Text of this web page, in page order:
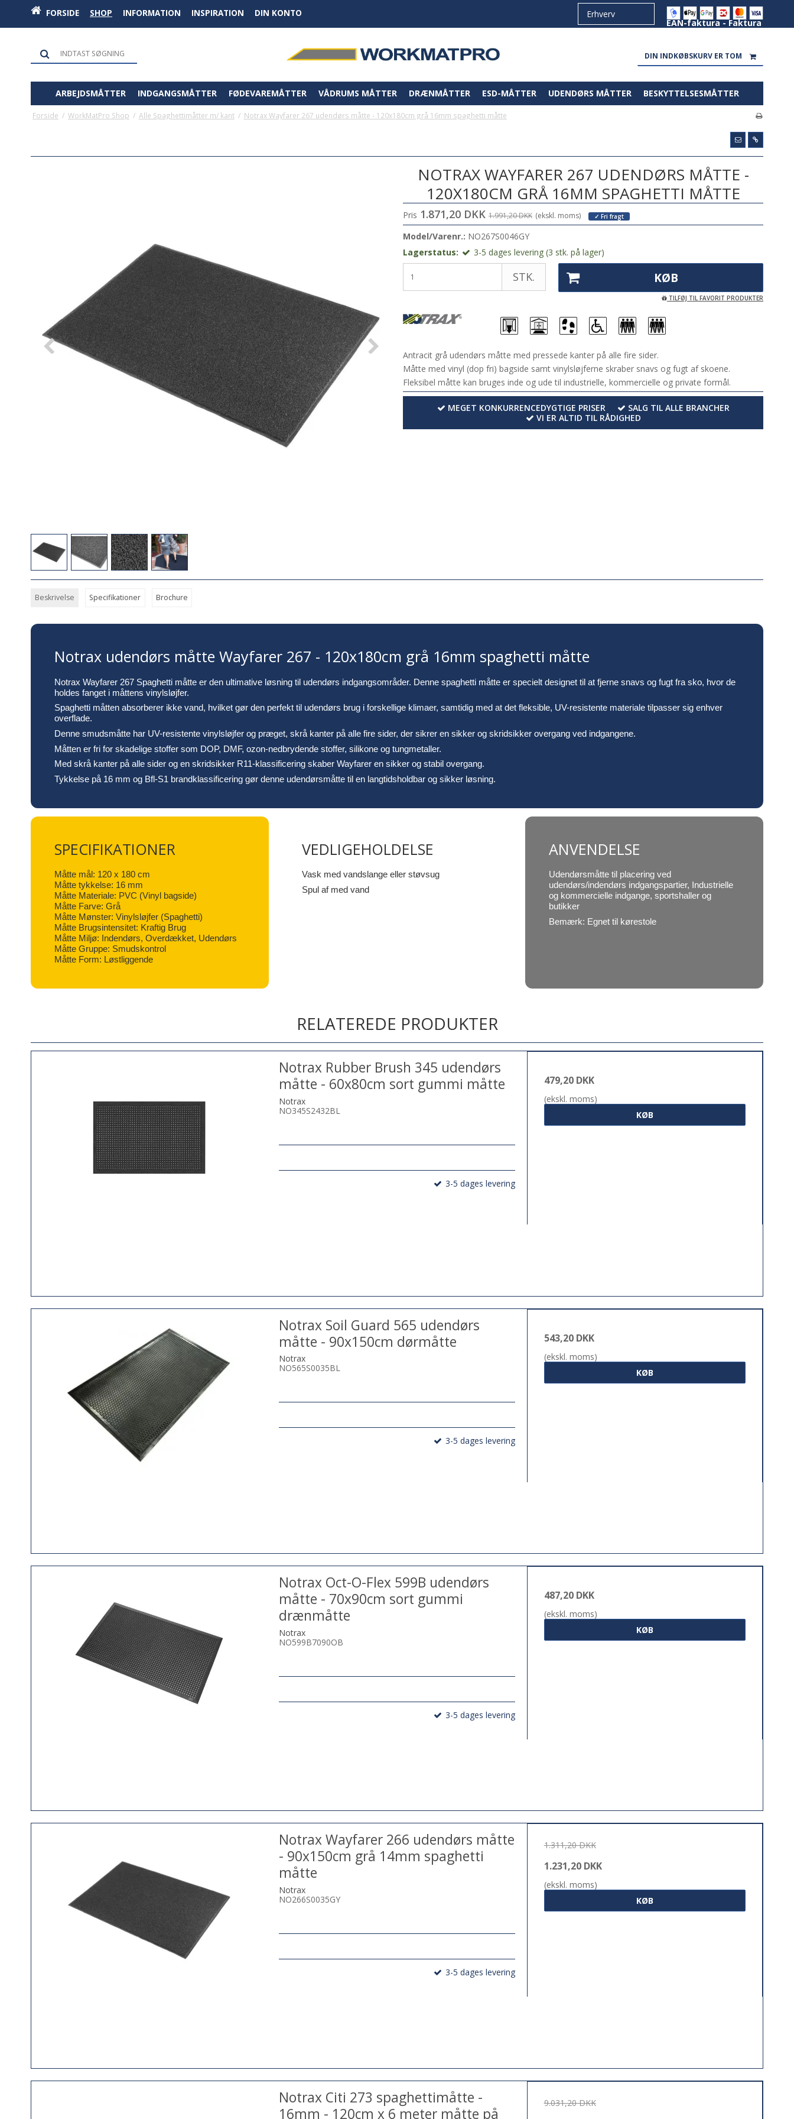
FORSIDE SHOP INFORMATION INSPIRATION DIN KONTO
EAN-faktura - Faktura
DIN INDKØBSKURV ER TOM
ARBEJDSMÅTTER INDGANGSMÅTTER FØDEVAREMÅTTER VÅDRUMS MÅTTER DRÆNMÅTTER ESD-MÅTTER UDENDØRS MÅTTER BESKYTTELSESMÅTTER
Forside / WorkMatPro Shop / Alle Spaghettimåtter m/ kant / Notrax Wayfarer 267 udendørs måtte - 120x180cm grå 16mm spaghetti måtte
NOTRAX WAYFARER 267 UDENDØRS MÅTTE -
120X180CM GRÅ 16MM SPAGHETTI MÅTTE
Pris 1.871,20 DKK 1.991,20 DKK (ekskl. moms) ✓ Fri fragt
Model/Varenr.: NO267S0046GY
Lagerstatus:
3-5 dages levering (3 stk. på lager)
STK. KØB
TILFØJ TIL FAVORIT PRODUKTER
Antracit grå udendørs måtte med pressede kanter på alle fire sider.
Måtte med vinyl (dop fri) bagside samt vinylsløjferne skraber snavs og fugt af skoene.
Fleksibel måtte kan bruges inde og ude til industrielle, kommercielle og private formål.
MEGET KONKURRENCEDYGTIGE PRISER
SALG TIL ALLE BRANCHER
VI ER ALTID TIL RÅDIGHED
Beskrivelse Specifikationer Brochure
Notrax udendørs måtte Wayfarer 267 - 120x180cm grå 16mm spaghetti måtte
Notrax Wayfarer 267 Spaghetti måtte er den ultimative løsning til udendørs indgangsområder. Denne spaghetti måtte er specielt designet til at fjerne snavs og fugt fra sko, hvor de
holdes fanget i måttens vinylsløjfer.
Spaghetti måtten absorberer ikke vand, hvilket gør den perfekt til udendørs brug i forskellige klimaer, samtidig med at det fleksible, UV-resistente materiale tilpasser sig enhver
overflade.
Denne smudsmåtte har UV-resistente vinylsløjfer og præget, skrå kanter på alle fire sider, der sikrer en sikker og skridsikker overgang ved indgangene.
Måtten er fri for skadelige stoffer som DOP, DMF, ozon-nedbrydende stoffer, silikone og tungmetaller.
Med skrå kanter på alle sider og en skridsikker R11-klassificering skaber Wayfarer en sikker og stabil overgang.
Tykkelse på 16 mm og Bfl-S1 brandklassificering gør denne udendørsmåtte til en langtidsholdbar og sikker løsning.
SPECIFIKATIONER
Måtte mål: 120 x 180 cm
Måtte tykkelse: 16 mm
Måtte Materiale: PVC (Vinyl bagside)
Måtte Farve: Grå
Måtte Mønster: Vinylsløjfer (Spaghetti)
Måtte Brugsintensitet: Kraftig Brug
Måtte Miljø: Indendørs, Overdækket, Udendørs
Måtte Gruppe: Smudskontrol
Måtte Form: Løstliggende
VEDLIGEHOLDELSE
Vask med vandslange eller støvsug
Spul af med vand
ANVENDELSE
Udendørsmåtte til placering ved
udendørs/indendørs indgangspartier, Industrielle
og kommercielle indgange, sportshaller og
butikker
Bemærk: Egnet til kørestole
RELATEREDE PRODUKTER
Notrax Rubber Brush 345 udendørs
måtte - 60x80cm sort gummi måtte
Notrax
NO345S2432BL
3-5 dages levering
479,20 DKK
(ekskl. moms)
KØB
Notrax Soil Guard 565 udendørs
måtte - 90x150cm dørmåtte
Notrax
NO565S0035BL
3-5 dages levering
543,20 DKK
(ekskl. moms)
KØB
Notrax Oct-O-Flex 599B udendørs
måtte - 70x90cm sort gummi
drænmåtte
Notrax
NO599B7090OB
3-5 dages levering
487,20 DKK
(ekskl. moms)
KØB
Notrax Wayfarer 266 udendørs måtte
- 90x150cm grå 14mm spaghetti
måtte
Notrax
NO266S0035GY
3-5 dages levering
1.311,20 DKK
1.231,20 DKK
(ekskl. moms)
KØB
Notrax Citi 273 spaghettimåtte -
16mm - 120cm x 6 meter måtte på
9.031,20 DKK